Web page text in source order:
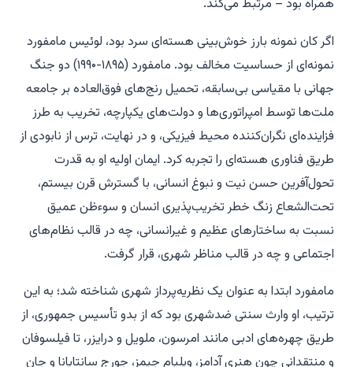
همراه بود – مرتبط می‌کند.
اگر کان نمونه بارز خوش‌بینی هسته‌ای سرد بود، لوئیس مامفورد
نمونه‌ای از حساسیت مخالف بود. مامفورد (۱۸۹۵-۱۹۹۰) دو جنگ
جهانی با مقیاسی بی‌سابقه، تحمیل رنج‌های فوق‌العاده بر جامعه
ملت‌ها توسط امپراتوری‌ها و دولت‌های یکپارچه، تخریب به طرز
فزاینده‌ای نگران‌کننده محیط فیزیکی، و در نهایت، ترس از نابودی از
طریق فناوری هسته‌ای را تجربه کرد. ایمان اولیه او به قدرت
تحول‌آفرین حسن نیت و نبوغ انسانی، با گسترش قرن بیستم،
تحت‌الشعاع زنگ خطر تخریب‌پذیری انسان و سوءظن عمیق
نسبت به ساختارهای عظیم و غیرانسانی، چه در قالب نظام‌های
اجتماعی و چه در قالب مناظر شهری، قرار گرفت.
مامفورد ابتدا به عنوان یک نظریه‌پرداز شهری شناخته شد؛ به این
ترتیب، او وارث سنتی ضدشهری بود که از بدو تأسیس جمهوری، از
طریق چهره‌های ادبی مانند امرسون، ملویل و درایزر، تا فیلسوفان
و منتقدانی چون هنری آدامز، ویلیام جیمز، جورج سانتایانا و جان